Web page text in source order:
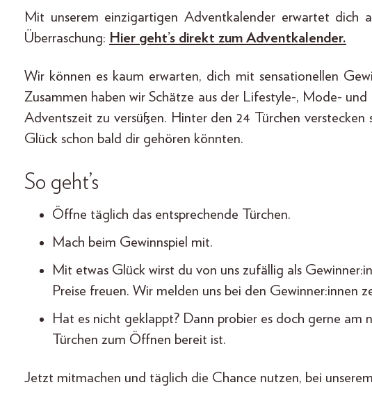
Mit unserem einzigartigen Adventkalender erwartet dich
Überraschung: Hier geht’s direkt zum Adventkalender.
Wir können es kaum erwarten, dich mit sensationellen
Zusammen haben wir Schätze aus der Lifestyle-, Mode-
Adventszeit zu versüßen. Hinter den 24 Türchen
Glück schon bald dir gehören könnten.
So geht’s
Öffne täglich das entsprechende Türchen.
Mach beim Gewinnspiel mit.
Mit etwas Glück wirst du von uns zufällig als
Preise freuen. Wir melden uns bei den Gewinner:innen
Hat es nicht geklappt? Dann probier es doch gerne am
Türchen zum Öffnen bereit ist.
Jetzt mitmachen und täglich die Chance nutzen, bei